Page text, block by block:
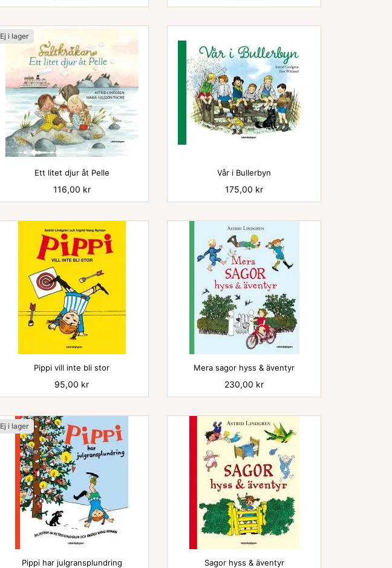
Ej i lager
Ett litet djur åt Pelle
Pris
116,00 kr

Vår i Bullerbyn
Pris
175,00 kr

Pippi vill inte bli stor
Pris
95,00 kr

Mera sagor hyss & äventyr
Pris
230,00 kr
Ej i lager
Pippi har julgransplundring 
Sagor hyss & äventyr